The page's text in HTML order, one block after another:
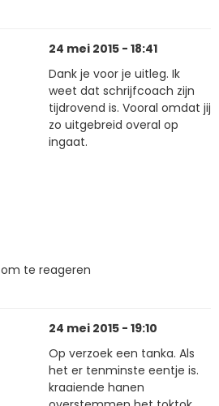
24 mei 2015 - 18:41
Dank je voor je uitleg. Ik
weet dat schrijfcoach zijn
tijdrovend is. Vooral omdat jij
zo uitgebreid overal op
ingaat.
om te reageren
24 mei 2015 - 19:10
Op verzoek een tanka. Als
het er tenminste eentje is.
kraaiende hanen